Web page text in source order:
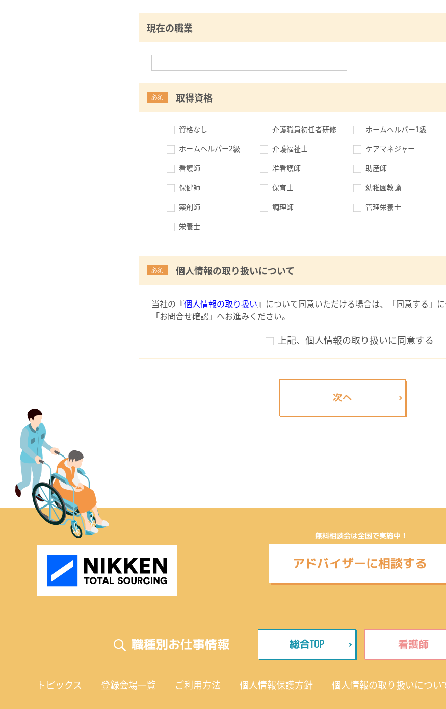
現在の職業
必須 取得資格
資格なし 介護職員初任者研修
ホームヘルパー1級
ホームヘルパー2級
介護福祉士
ケアマネジャー
看護師
准看護師
助産師
保健師
保育士
幼稚園教諭
薬剤師
調理師
管理栄養士
栄養士
必須 個人情報の取り扱いについて
当社の『個人情報の取り扱い』について同意いただける場合は、「同意する」に
「お問合せ確認」へお進みください。
上記、個人情報の取り扱いに同意する
無料相談会は全国で実施中！
アドバイザーに相談する
職種別お仕事情報 総合TOP 看護師
トピックス 登録会場一覧 ご利用方法 個人情報保護方針 個人情報の取り扱いについ